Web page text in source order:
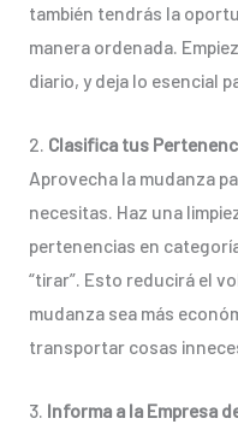
también tendrás la
manera ordenada.
diario, y deja lo esencial
2. Clasifica tus
Aprovecha la mudanza
necesitas. Haz una
pertenencias en
“tirar”. Esto reducirá el
mudanza sea más
transportar cosas
3. Informa a la Empresa